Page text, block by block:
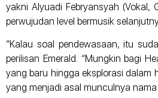
yakni Alyuadi Febryansyah (Vokal,
perwujudan level bermusik
“Kalau soal pendewasaan, itu
perilisan Emerald. “Mungkin bagi
yang baru hingga eksplorasi dalam
yang menjadi asal munculnya nama